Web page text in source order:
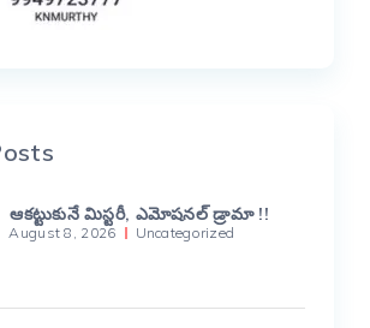
ఆకట్టుకునే మిస్టరీ, ఎమోషనల్ డ్రామా !!
August 8, 2026 Uncategorized